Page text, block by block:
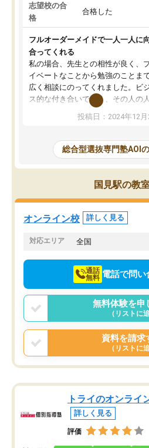
志望校の合
格
合格した
フルオーダーメイドで一人一人に
合ってくれる
私の場合、先生との相性が良く、
イベートなことから勉強のことま
広く相談にのってくれました。ビ
ス的な付き合いでなく、その人の
性までを適切に把握し、むきあって
るなぁと強く感じることできまし
と相談すると、他の先生も紹介し
ださり、客観的なアドバイスもい
くことができました（志望理由・
PR等の添削において）。そして、
より自習室が解放されている点がよ
ったです。友達と好きな時間に自
し、お互いを高めあえる環境があり
投稿日：2024年12月
総合型選抜専門塾AOI
国見駅の教
オンライン校 詳しく見る
対応エリア 全国
通話
無料 電話で問い
無料体験を申
（リストに
資料を請求
（リストに
トライのオンライ
詳しく見る
評価